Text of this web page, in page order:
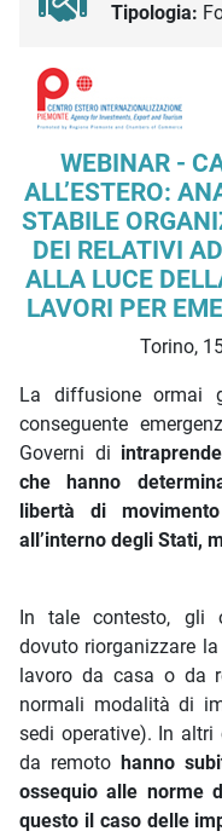
Tipologia:
Descrizione
WEBINAR -
ALL’ESTERO:
STABILE
DEI RELATIVI
ALLA LUCE
LAVORI PER
Torino,
La diffusione ormai
conseguente
Governi di
che hanno
libertà di
all’interno degli Stati,
In tale contesto, gli
dovuto riorganizzare
lavoro da casa o da
normali modalità di
sedi operative). In
da remoto hanno
ossequio alle norme
questo il caso delle